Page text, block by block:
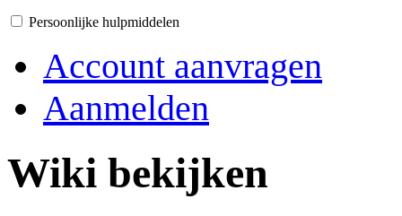
Persoonlijke hulpmiddelen
Account aanvragen
Aanmelden
Wiki bekijken